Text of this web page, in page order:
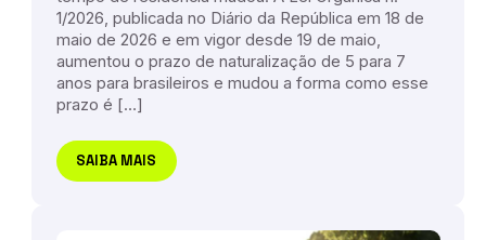
1/2026, publicada no Diário da República em 18 de
maio de 2026 e em vigor desde 19 de maio,
aumentou o prazo de naturalização de 5 para 7
anos para brasileiros e mudou a forma como esse
prazo é […]
SAIBA MAIS